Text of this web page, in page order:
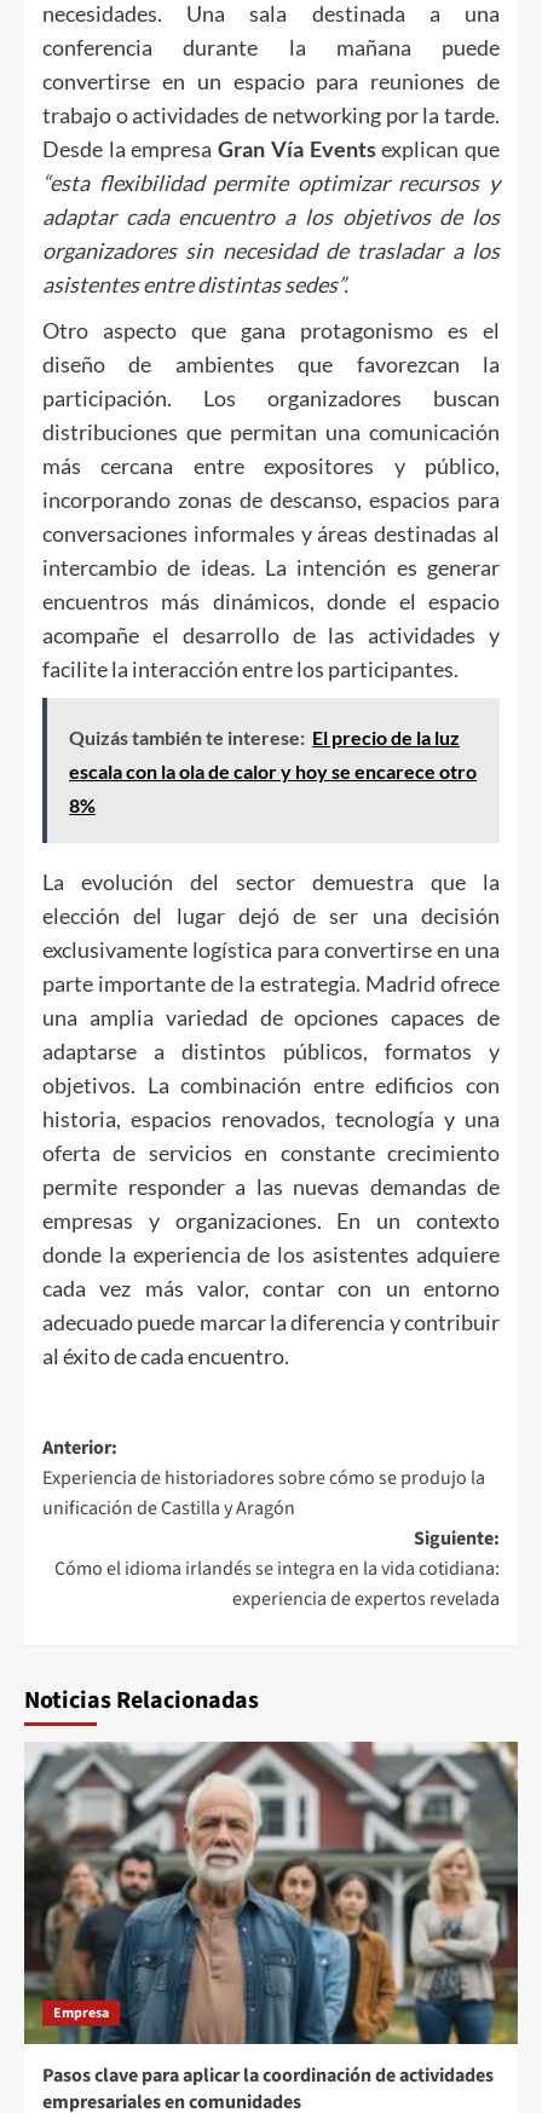
necesidades. Una sala destinada a una
conferencia durante la mañana puede
convertirse en un espacio para reuniones de
trabajo o actividades de networking por la tarde.
Desde la empresaGran Vía Eventsexplican que
“esta flexibilidad permite optimizar recursos y
adaptar cada encuentro a los objetivos de los
organizadores sin necesidad de trasladar a los
asistentes entre distintas sedes”.
Otro aspecto que gana protagonismo es el
diseño de ambientes que favorezcan la
participación. Los organizadores buscan
distribuciones que permitan una comunicación
más cercana entre expositores y público,
incorporando zonas de descanso, espacios para
conversaciones informales y áreas destinadas al
intercambio de ideas. La intención es generar
encuentros más dinámicos, donde el espacio
acompañe el desarrollo de las actividades y
facilite la interacción entre los participantes.
Quizás también te interese: El precio de la luz
escala con la ola de calor y hoy se encarece otro
8%
La evolución del sector demuestra que la
elección del lugar dejó de ser una decisión
exclusivamente logística para convertirse en una
parte importante de la estrategia. Madrid ofrece
una amplia variedad de opciones capaces de
adaptarse a distintos públicos, formatos y
objetivos. La combinación entre edificios con
historia, espacios renovados, tecnología y una
oferta de servicios en constante crecimiento
permite responder a las nuevas demandas de
empresas y organizaciones. En un contexto
donde la experiencia de los asistentes adquiere
cada vez más valor, contar con un entorno
adecuado puede marcar la diferencia y contribuir
al éxito de cada encuentro.
Navegación
de
entradas
Anterior:
Experiencia de historiadores sobre cómo se produjo la
unificación de Castilla y Aragón
Siguiente:
Cómo el idioma irlandés se integra en la vida cotidiana:
experiencia de expertos revelada
Noticias Relacionadas
Empresa
Pasos clave para aplicar la coordinación de actividades
empresariales en comunidades